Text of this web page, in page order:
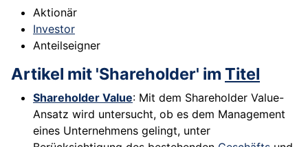
Aktionär
Investor
Anteilseigner
Artikel mit 'Shareholder' im Titel
Shareholder Value: Mit dem Shareholder Value-
Ansatz wird untersucht, ob es dem Management
eines Unternehmens gelingt, unter